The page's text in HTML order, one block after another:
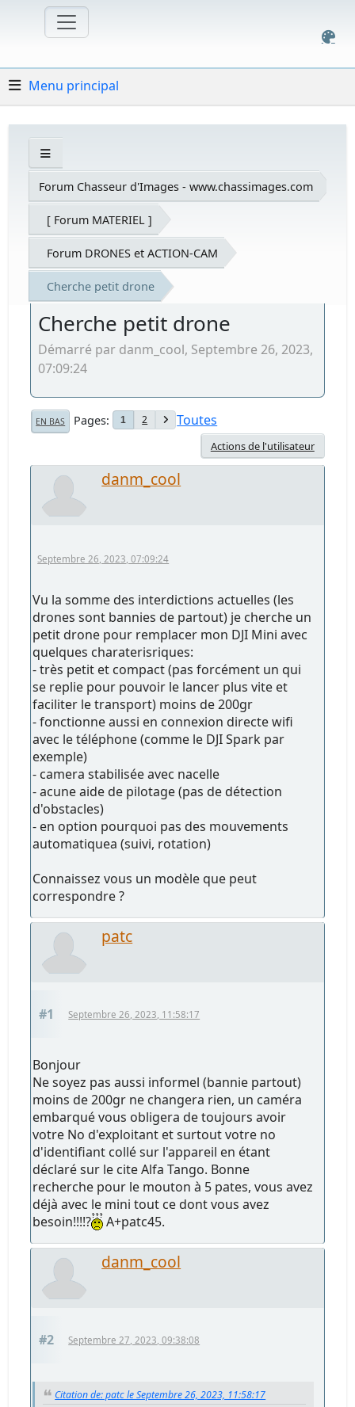
Menu principal
Forum Chasseur d'Images - www.chassimages.com
[ Forum MATERIEL ]
Forum DRONES et ACTION-CAM
Cherche petit drone
Cherche petit drone
Démarré par danm_cool, Septembre 26, 2023,
07:09:24
EN BAS Pages 1 2 Toutes
Actions de l'utilisateur
danm_cool
Septembre 26, 2023, 07:09:24
Vu la somme des interdictions actuelles (les
drones sont bannies de partout) je cherche un
petit drone pour remplacer mon DJI Mini avec
quelques charaterisriques:
- très petit et compact (pas forcément un qui
se replie pour pouvoir le lancer plus vite et
faciliter le transport) moins de 200gr
- fonctionne aussi en connexion directe wifi
avec le téléphone (comme le DJI Spark par
exemple)
- camera stabilisée avec nacelle
- acune aide de pilotage (pas de détection
d'obstacles)
- en option pourquoi pas des mouvements
automatiquea (suivi, rotation)
Connaissez vous un modèle que peut
correspondre ?
patc
#1 Septembre 26, 2023, 11:58:17
Bonjour
Ne soyez pas aussi informel (bannie partout)
moins de 200gr ne changera rien, un caméra
embarqué vous obligera de toujours avoir
votre No d'exploitant et surtout votre no
d'identifiant collé sur l'appareil en étant
déclaré sur le cite Alfa Tango. Bonne
recherche pour le mouton à 5 pates, vous avez
déjà avec le mini tout ce dont vous avez
besoin!!!!?
A+patc45.
danm_cool
#2 Septembre 27, 2023, 09:38:08
Citation de: patc le Septembre 26, 2023, 11:58:17